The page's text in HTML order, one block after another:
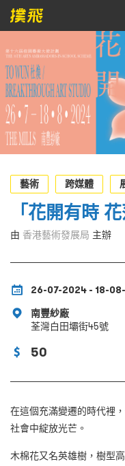
節目
主辦單位
關於撲飛
條款及細則
EN
藝術
跨媒體
「花開有時
由 香港藝術發展局 主辦
26-07-2024 - 18-
南豐紗廠
荃灣白田壩街45號
50
在這個充滿變遷的時代裡
社會中綻放光芒。
木棉花又名英雄樹，樹型